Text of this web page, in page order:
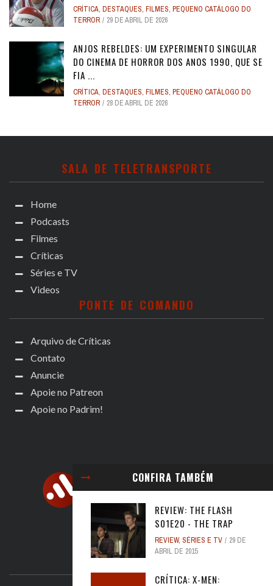
CONFIRA TAMBÉM
REVIEW: THE FLASH
S01E20 - THE TRAP
REVIEW, SÉRIES E TV
29 DE
ABRIL DE 2015
CRÍTICA: X-MEN:
CRÍTICA, DESTAQUES, FILMES, PEQUENO CATÁLOGO DO
TERROR
29 DE ABRIL DE 2026
ANJOS REBELDES: UM EXPERIMENTO SINGULAR
DO CINEMA DE HORROR DOS ANOS 1990, QUE SE
FIA ...
CRÍTICA, DESTAQUES, FILMES, PEQUENO CATÁLOGO DO
TERROR
28 DE ABRIL DE 2026
SALA DE TELETRANSPORTE
Home
Podcasts
Filmes
Críticas
Séries e TV
Videos
PONTE DE COMANDO
Arquivo de Críticas
Contato
Anuncie
Apoie no Patreon
Apoie no Padrim!
ACOMPANHE